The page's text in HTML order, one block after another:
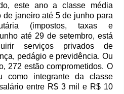
este ano a classe média
de janeiro até 5 de junho para
(impostos, taxas e
até 29 de setembro, está
serviços privados de
pedágio e previdência. Ou
272 estão comprometidos. O
como integrante da classe
entre R$ 3 mil e R$ 10